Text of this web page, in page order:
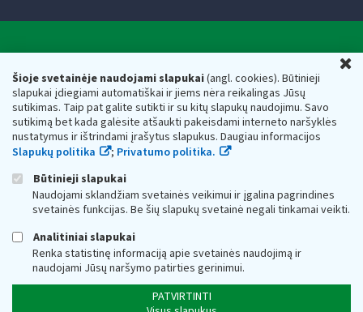
Šioje svetainėje naudojami slapukai(angl. cookies). Būtinieji
slapukai įdiegiami automatiškai ir jiems nėra reikalingas Jūsų
sutikimas. Taip pat galite sutikti ir su kitų slapukų naudojimu. Savo
sutikimą bet kada galėsite atšaukti pakeisdami interneto naršyklės
nustatymus ir ištrindami įrašytus slapukus. Daugiau informacijos
Slapukų politika
; Privatumo politika.
Būtinieji slapukai
Naudojami sklandžiam svetainės veikimui ir įgalina pagrindines
svetainės funkcijas. Be šių slapukų svetainė negali tinkamai veikti.
Analitiniai slapukai
Renka statistinę informaciją apie svetainės naudojimą ir
naudojami Jūsų naršymo patirties gerinimui.
PATVIRTINTI
Respublikos finansų ministerijos
Biudžetinė įstaiga. Juridinio asmens kodas — 188659752,
adresas: Vasario 16-osios g. 14, 01107 Vilnius, Lietuva, el.paštas:
vmi@vmi.lt, E. pristatymo dėžutės adresas 188659752
Duomenys apie Valstybinę mokesčių inspekciją prie Lietuvos
Respublikos finansų ministerijos kaupiami ir saugomi Juridinių